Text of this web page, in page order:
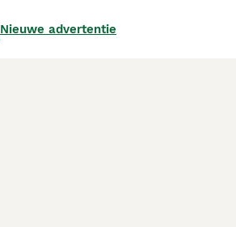
Nieuwe advertentie